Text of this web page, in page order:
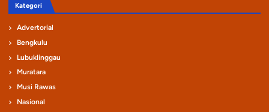
Kategori
Advertorial
Bengkulu
Lubuklinggau
Muratara
Musi Rawas
Nasional